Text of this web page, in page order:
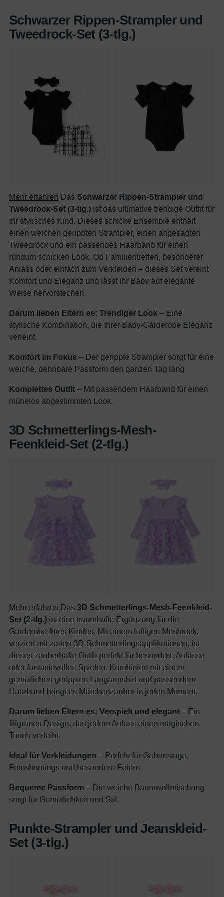
Schwarzer Rippen-Strampler und
Tweedrock-Set (3-tlg.)
Mehr erfahren Das Schwarzer Rippen-Strampler und
Tweedrock-Set (3-tlg.) ist das ultimative trendige Outfit für
Ihr stylisches Kind. Dieses schicke Ensemble enthält
einen weichen gerippten Strampler, einen angesagten
Tweedrock und ein passendes Haarband für einen
rundum schicken Look. Ob Familientreffen, besonderer
Anlass oder einfach zum Verkleiden – dieses Set vereint
Komfort und Eleganz und lässt Ihr Baby auf elegante
Weise hervorstechen.
Darum lieben Eltern es: Trendiger Look – Eine
stylische Kombination, die Ihrer Baby-Garderobe Eleganz
verleiht.
Komfort im Fokus – Der gerippte Strampler sorgt für eine
weiche, dehnbare Passform den ganzen Tag lang.
Komplettes Outfit – Mit passendem Haarband für einen
mühelos abgestimmten Look.
3D Schmetterlings-Mesh-
Feenkleid-Set (2-tlg.)
Mehr erfahren Das 3D Schmetterlings-Mesh-Feenkleid-
Set (2-tlg.) ist eine traumhafte Ergänzung für die
Garderobe Ihres Kindes. Mit einem luftigen Meshrock,
verziert mit zarten 3D-Schmetterlingsapplikationen, ist
dieses zauberhafte Outfit perfekt für besondere Anlässe
oder fantasievolles Spielen. Kombiniert mit einem
gemütlichen gerippten Langarmshirt und passendem
Haarband bringt es Märchenzauber in jeden Moment.
Darum lieben Eltern es: Verspielt und elegant – Ein
filigranes Design, das jedem Anlass einen magischen
Touch verleiht.
Ideal für Verkleidungen – Perfekt für Geburtstage,
Fotoshootings und besondere Feiern.
Bequeme Passform – Die weiche Baumwollmischung
sorgt für Gemütlichkeit und Stil.
Punkte-Strampler und Jeanskleid-
Set (3-tlg.)